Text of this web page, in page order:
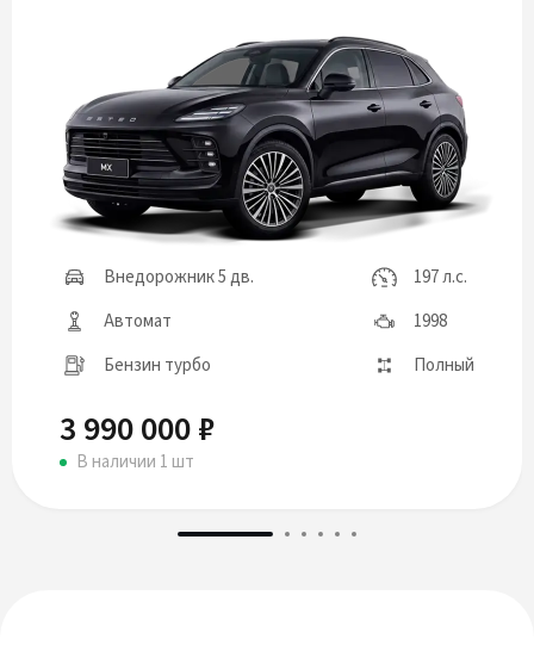
Внедорожник 5 дв.
197 л.с.
Автомат
1998
Бензин турбо
Полный
3 990 000 ₽
В наличии 1 шт